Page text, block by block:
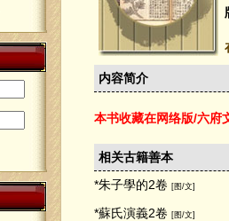
内容简介
本书收藏在网络版/六府
相关古籍善本
*朱子學的2卷 [图/文]
*蘇氏演義2卷 [图/文]